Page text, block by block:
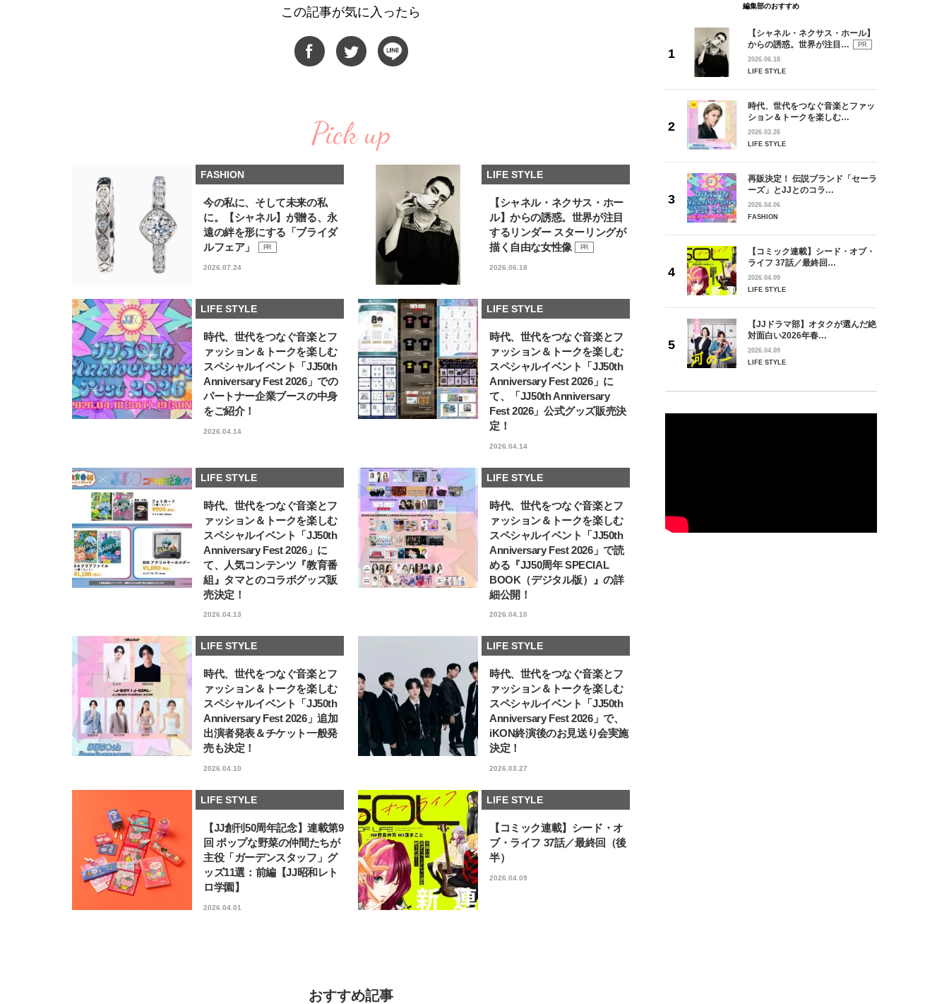
この記事が気に入ったら
Pick up
FASHION
今の私に、そして未来の私
に。【シャネル】が贈る、永
遠の絆を形にする「ブライダ
ルフェア」
PR
2026.07.24
LIFE STYLE
【シャネル・ネクサス・ホー
ル】からの誘惑。世界が注目
するリンダー スターリングが
描く自由な女性像
PR
2026.06.18
LIFE STYLE
時代、世代をつなぐ音楽とフ
ァッション＆トークを楽しむ
スペシャルイベント「JJ50th
Anniversary Fest 2026」での
パートナー企業ブースの中身
をご紹介！
2026.04.14
LIFE STYLE
時代、世代をつなぐ音楽とフ
ァッション＆トークを楽しむ
スペシャルイベント「JJ50th
Anniversary Fest 2026」に
て、「JJ50th Anniversary
Fest 2026」公式グッズ販売決
定！
2026.04.14
LIFE STYLE
時代、世代をつなぐ音楽とフ
ァッション＆トークを楽しむ
スペシャルイベント「JJ50th
Anniversary Fest 2026」に
て、人気コンテンツ『教育番
組』タマとのコラボグッズ販
売決定！
2026.04.13
LIFE STYLE
時代、世代をつなぐ音楽とフ
ァッション＆トークを楽しむ
スペシャルイベント「JJ50th
Anniversary Fest 2026」で読
める『JJ50周年 SPECIAL
BOOK（デジタル版）』の詳
細公開！
2026.04.10
LIFE STYLE
時代、世代をつなぐ音楽とフ
ァッション＆トークを楽しむ
スペシャルイベント「JJ50th
Anniversary Fest 2026」追加
出演者発表＆チケット一般発
売も決定！
2026.04.10
LIFE STYLE
時代、世代をつなぐ音楽とフ
ァッション＆トークを楽しむ
スペシャルイベント「JJ50th
Anniversary Fest 2026」で、
iKON終演後のお見送り会実施
決定！
2026.03.27
LIFE STYLE
【JJ創刊50周年記念】連載第9
回 ポップな野菜の仲間たちが
主役「ガーデンスタッフ」グ
ッズ11選：前編【JJ昭和レト
ロ学園】
2026.04.01
LIFE STYLE
【コミック連載】シード・オ
ブ・ライフ 37話／最終回（後
半）
2026.04.09
おすすめ記事
編集部のおすすめ
【シャネル・ネクサス・ホール】
からの誘惑。世界が注目…
PR
2026.06.18
LIFE STYLE
時代、世代をつなぐ音楽とファッ
ション＆トークを楽しむ…
2026.03.26
LIFE STYLE
再販決定！ 伝説ブランド「セーラ
ーズ」とJJとのコラ…
2026.04.06
FASHION
【コミック連載】シード・オブ・
ライフ 37話／最終回…
2026.04.09
LIFE STYLE
【JJドラマ部】オタクが選んだ絶
対面白い2026年春…
2026.04.09
LIFE STYLE